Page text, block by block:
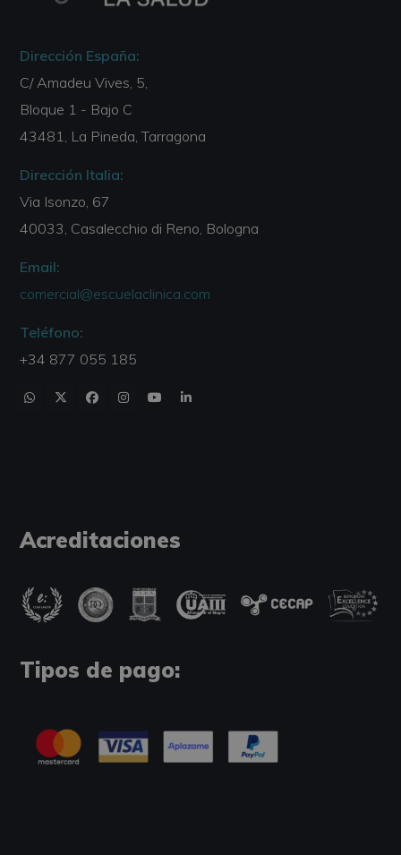
Dirección España:
C/ Amadeu Vives, 5,
Bloque 1 - Bajo C
43481, La Pineda, Tarragona
Dirección Italia:
Via Isonzo, 67
40033, Casalecchio di Reno, Bologna
Email:
comercial@escuelaclinica.com
Teléfono:
+34 877 055 185
Acreditaciones
Tipos de pago: